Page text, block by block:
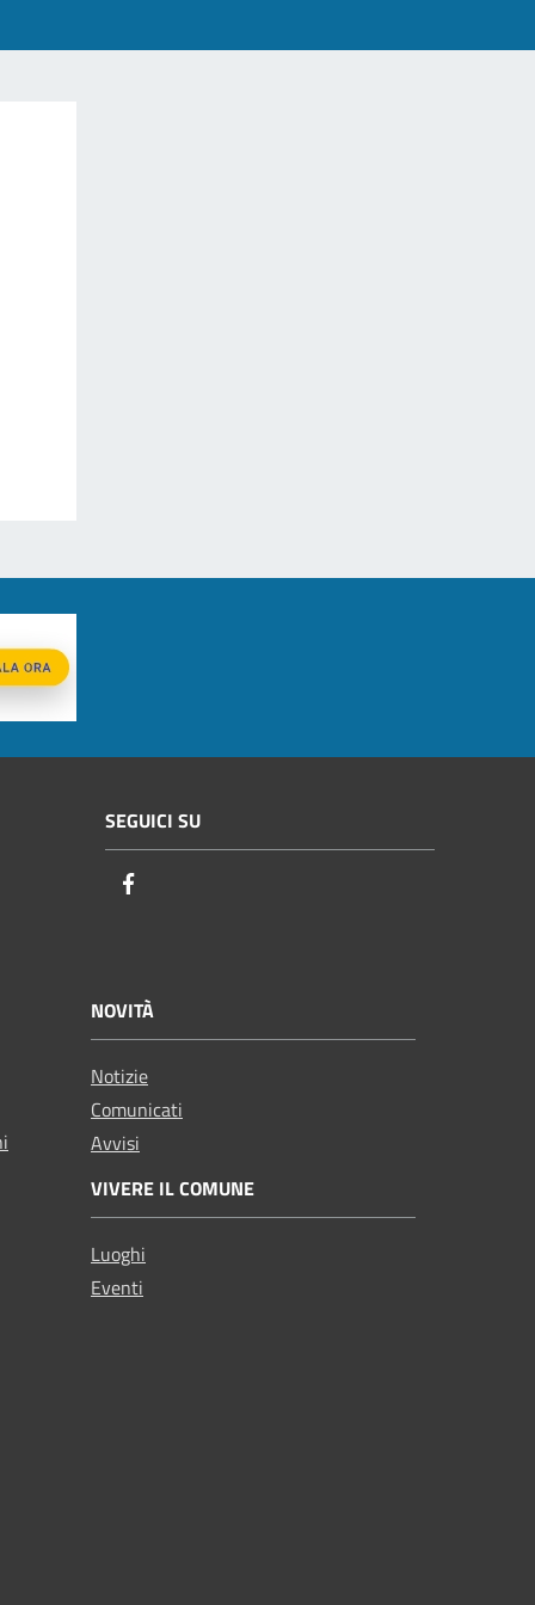
SEGUICI SU
NOVITÀ
Notizie
Comunicati
Avvisi
VIVERE IL COMUNE
Luoghi
Eventi